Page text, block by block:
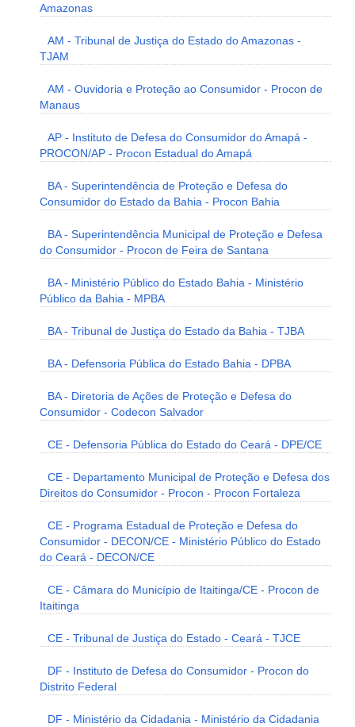
Amazonas
AM - Tribunal de Justiça do Estado do Amazonas -
TJAM
AM - Ouvidoria e Proteção ao Consumidor - Procon de
Manaus
AP - Instituto de Defesa do Consumidor do Amapá -
PROCON/AP - Procon Estadual do Amapá
BA - Superintendência de Proteção e Defesa do
Consumidor do Estado da Bahia - Procon Bahia
BA - Superintendência Municipal de Proteção e Defesa
do Consumidor - Procon de Feira de Santana
BA - Ministério Público do Estado Bahia - Ministério
Público da Bahia - MPBA
BA - Tribunal de Justiça do Estado da Bahia - TJBA
BA - Defensoria Pública do Estado Bahia - DPBA
BA - Diretoria de Ações de Proteção e Defesa do
Consumidor - Codecon Salvador
CE - Defensoria Pública do Estado do Ceará - DPE/CE
CE - Departamento Municipal de Proteção e Defesa dos
Direitos do Consumidor - Procon - Procon Fortaleza
CE - Programa Estadual de Proteção e Defesa do
Consumidor - DECON/CE - Ministério Público do Estado
do Ceará - DECON/CE
CE - Câmara do Município de Itaitinga/CE - Procon de
Itaitinga
CE - Tribunal de Justiça do Estado - Ceará - TJCE
DF - Instituto de Defesa do Consumidor - Procon do
Distrito Federal
DF - Ministério da Cidadania - Ministério da Cidadania